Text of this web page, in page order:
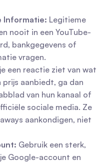
Informatie: Legitieme
nooit in een YouTube-
bankgegevens of
vragen.
een reactie ziet van wat
aanbiedt, ga dan
van hun kanaal of
sociale media. Ze
aankondigen, niet
Gebruik een sterk,
Google-account en